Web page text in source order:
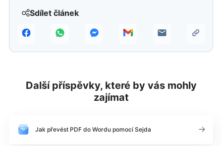
Sdílet článek
Další příspěvky, které by vás mohly
zajímat
Jak převést PDF do Wordu pomocí Sejda